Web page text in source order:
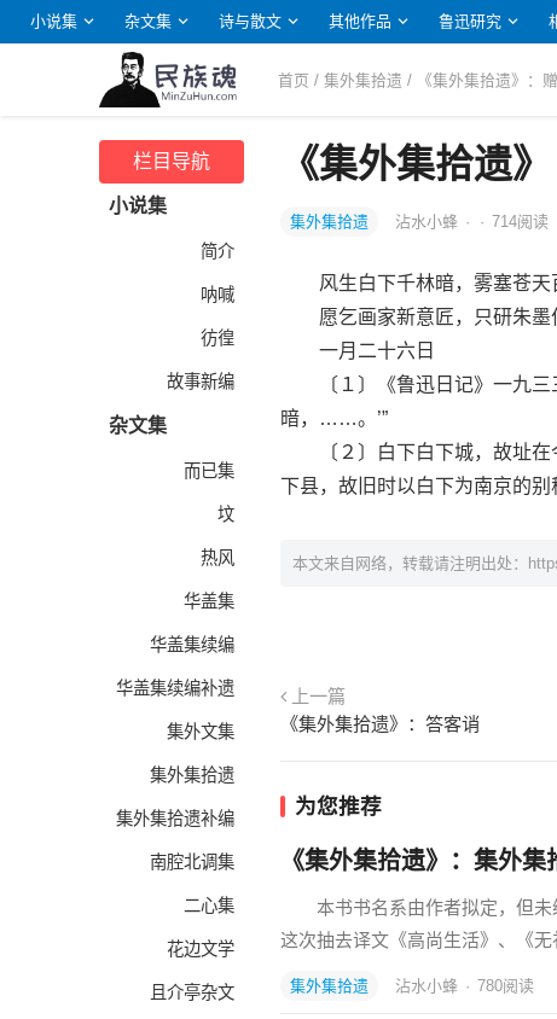
小说集 杂文集 诗与散文 其他作品 鲁迅研究
首页 /集外集拾遗 / 《集外集拾遗》：
栏目导航
小说集
简介
呐喊
彷徨
故事新编
杂文集
而已集
坟
热风
华盖集
华盖集续编
华盖集续编补遗
集外文集
集外集拾遗
集外集拾遗补编
南腔北调集
二心集
花边文学
且介亭杂文
《集外集拾遗
集外集拾遗 沾水小蜂 · · 714阅读
风生白下千林暗，雾塞苍天
愿乞画家新意匠，只研朱墨
一月二十六日
〔１〕《鲁迅日记》一九三三
暗，……。’”
〔２〕白下白下城，故址在
下县，故旧时以白下为南京的别
本文来自网络，转载请注明出处：
上一篇
《集外集拾遗》：答客诮
为您推荐
《集外集拾遗》：集外集
本书书名系由作者拟定，但未
这次抽去译文《高尚生活》、《
集外集拾遗 沾水小蜂 · 780阅读